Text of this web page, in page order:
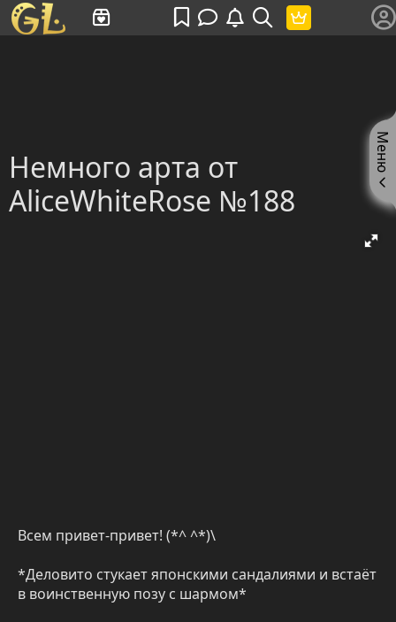
Немного арта от
AliceWhiteRose №188
Всем привет-привет! (*^ ^*)\
*Деловито стукает японскими сандалиями и встаёт
в воинственную позу с шармом*
Меню